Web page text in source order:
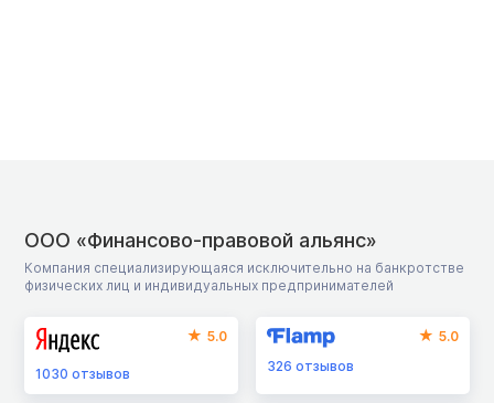
ООО «Финансово-правовой альянс»
Компания специализирующаяся исключительно на банкротстве
физических лиц и индивидуальных предпринимателей
5.0
1030 отзывов
5.0
326отзывов